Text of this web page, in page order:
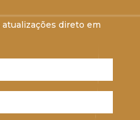
direto em